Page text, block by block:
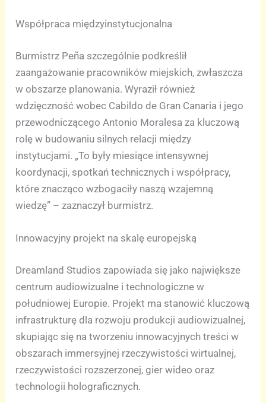
Współpraca międzyinstytucjonalna
Burmistrz Peña szczególnie podkreślił
zaangażowanie pracowników miejskich, zwłaszcza
w obszarze planowania. Wyraził również
wdzięczność wobec Cabildo de Gran Canaria i jego
przewodniczącego Antonio Moralesa za kluczową
rolę w budowaniu silnych relacji między
instytucjami. „To były miesiące intensywnej
koordynacji, spotkań technicznych i współpracy,
które znacząco wzbogaciły naszą wzajemną
wiedzę” – zaznaczył burmistrz.
Innowacyjny projekt na skalę europejską
Dreamland Studios zapowiada się jako największe
centrum audiowizualne i technologiczne w
południowej Europie. Projekt ma stanowić kluczową
infrastrukturę dla rozwoju produkcji audiowizualnej,
skupiając się na tworzeniu innowacyjnych treści w
obszarach immersyjnej rzeczywistości wirtualnej,
rzeczywistości rozszerzonej, gier wideo oraz
technologii holograficznych.